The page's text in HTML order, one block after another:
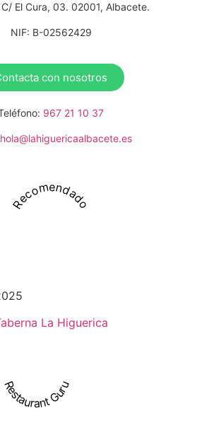
El Cura, 03. 02001, Albacete.
NIF: B-02562429
con nosotros
967 21 10 37
hola@lahiguericaalbacete.es
Recomendado
La Higuerica
Restaurant Guru